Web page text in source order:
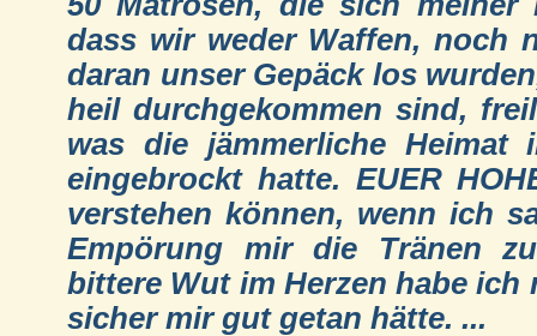
dass wir weder Waffen, noch
daran unser Gepäck los
heil durchgekommen sind,
was die jämmerliche Heimat
eingebrockt hatte. EUER
verstehen können, wenn ich
Empörung mir die Tränen
bittere Wut im Herzen habe
sicher mir gut getan hätte. ...